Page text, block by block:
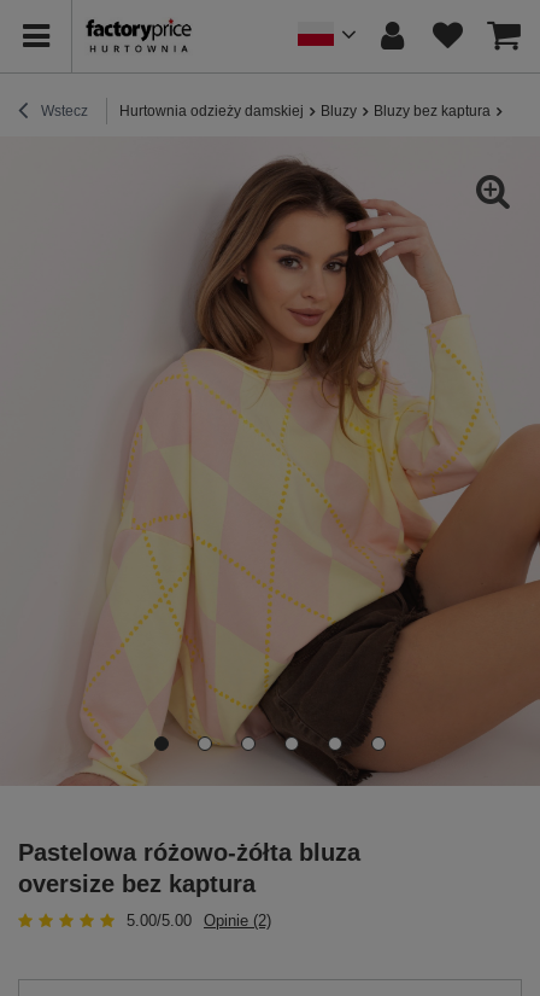
Wstecz Hurtownia odzieży damskiej Bluzy Bluzy bez kaptura
Pastelowa różowo-żółta bluza
oversize bez kaptura
5.00/5.00 Opinie (2)